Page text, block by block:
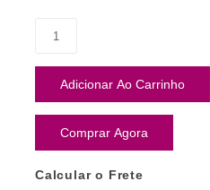
Adicionar Ao Carrinho
Comprar Agora
Calcular o Frete